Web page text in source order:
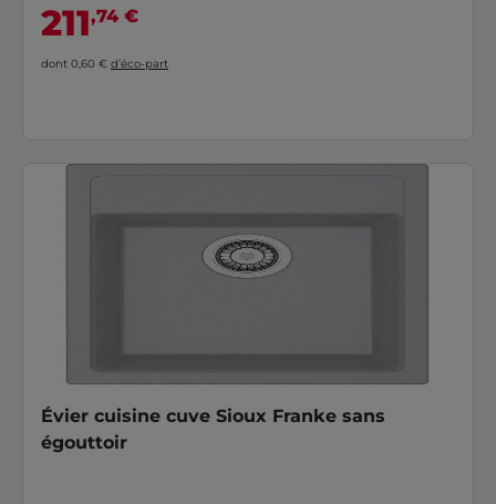
211,74 €
dont 0,60 € d’éco-part
Évier cuisine cuve Sioux Franke sans
égouttoir